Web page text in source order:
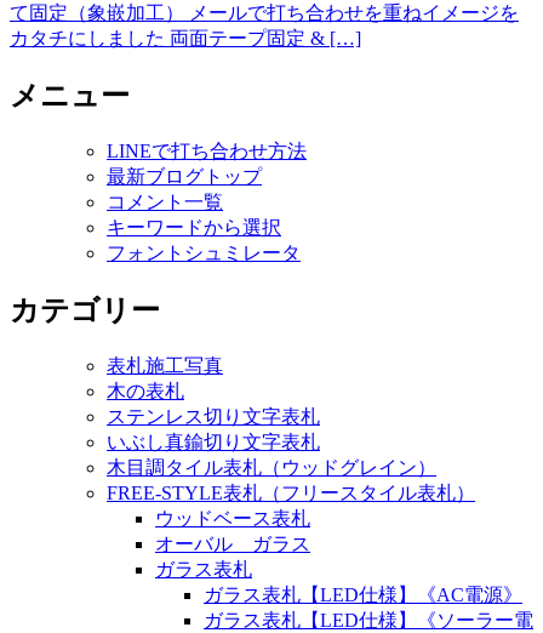
て固定（象嵌加工） メールで打ち合わせを重ねイメージを
カタチにしました 両面テープ固定 & […]
メニュー
LINEで打ち合わせ方法
最新ブログトップ
コメント一覧
キーワードから選択
フォントシュミレータ
カテゴリー
表札施工写真
木の表札
ステンレス切り文字表札
いぶし真鍮切り文字表札
木目調タイル表札（ウッドグレイン）
FREE-STYLE表札（フリースタイル表札）
ウッドベース表札
オーバル ガラス
ガラス表札
ガラス表札【LED仕様】《AC電源》
ガラス表札【LED仕様】《ソーラー電